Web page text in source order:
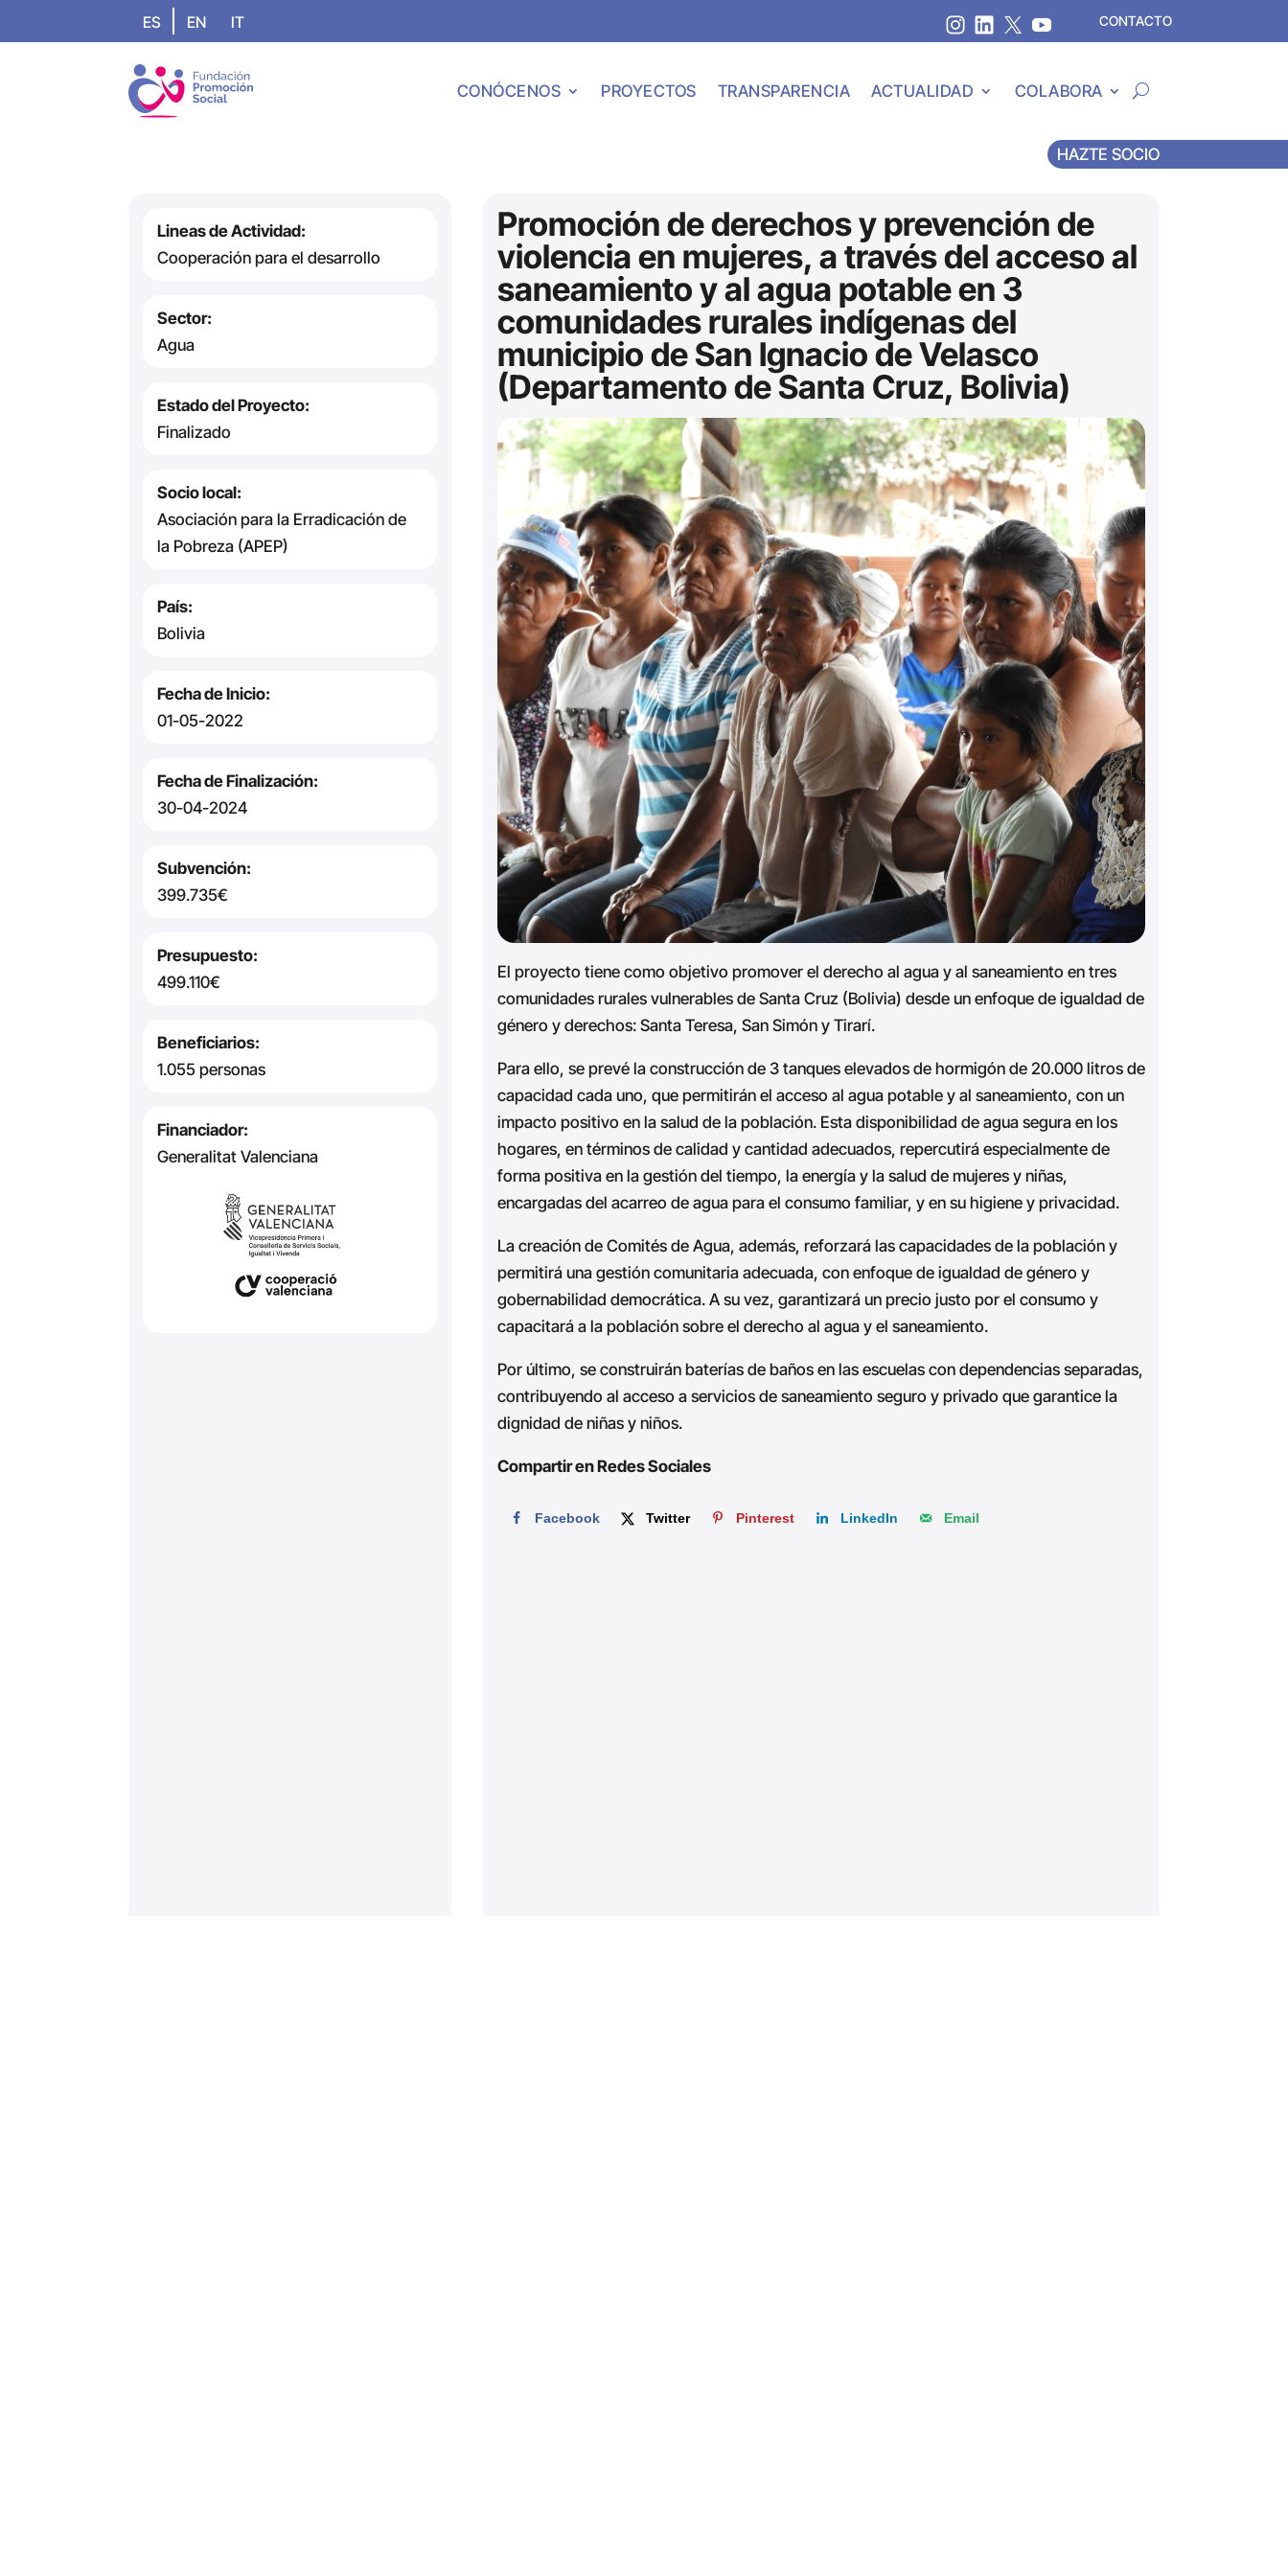
ES EN IT CONTACTO
CONÓCENOS PROYECTOS TRANSPARENCIA ACTUALIDAD COLABORA
HAZTE SOCIO
Lineas de Actividad:
Cooperación para el desarrollo
Sector:
Agua
Estado del Proyecto:
Finalizado
Socio local:
Asociación para la Erradicación de
la Pobreza (APEP)
País:
Bolivia
Fecha de Inicio:
01-05-2022
Fecha de Finalización:
30-04-2024
Subvención:
399.735€
Presupuesto:
499.110€
Beneficiarios:
1.055 personas
Financiador:
Generalitat Valenciana
Promoción de derechos y prevención de
violencia en mujeres, a través del acceso al
saneamiento y al agua potable en 3
comunidades rurales indígenas del
municipio de San Ignacio de Velasco
(Departamento de Santa Cruz, Bolivia)
El proyecto tiene como objetivo promover el derecho al agua y al saneamiento en tres
comunidades rurales vulnerables de Santa Cruz (Bolivia) desde un enfoque de igualdad de
género y derechos: Santa Teresa, San Simón y Tirarí.
Para ello, se prevé la construcción de 3 tanques elevados de hormigón de 20.000 litros de
capacidad cada uno, que permitirán el acceso al agua potable y al saneamiento, con un
impacto positivo en la salud de la población. Esta disponibilidad de agua segura en los
hogares, en términos de calidad y cantidad adecuados, repercutirá especialmente de
forma positiva en la gestión del tiempo, la energía y la salud de mujeres y niñas,
encargadas del acarreo de agua para el consumo familiar, y en su higiene y privacidad.
La creación de Comités de Agua, además, reforzará las capacidades de la población y
permitirá una gestión comunitaria adecuada, con enfoque de igualdad de género y
gobernabilidad democrática. A su vez, garantizará un precio justo por el consumo y
capacitará a la población sobre el derecho al agua y el saneamiento.
Por último, se construirán baterías de baños en las escuelas con dependencias separadas,
contribuyendo al acceso a servicios de saneamiento seguro y privado que garantice la
dignidad de niñas y niños.
Compartir en Redes Sociales
Facebook Twitter Pinterest LinkedIn Email